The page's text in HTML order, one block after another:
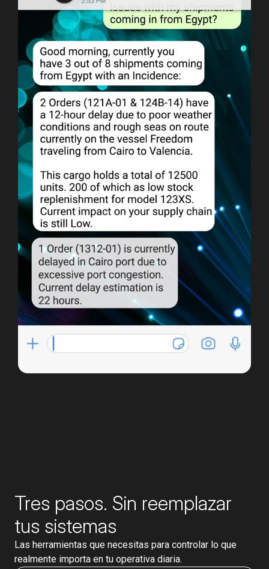
Tres pasos. Sin reemplazar
tus sistemas
Las herramientas que necesitas para controlar lo que
realmente importa en tu operativa diaria.